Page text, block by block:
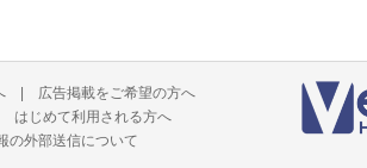
| 広告掲載をご希望の方へ
はじめて利用される方へ
の外部送信について